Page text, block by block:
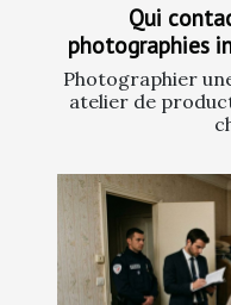
Qui
photographies
Photographier
atelier de